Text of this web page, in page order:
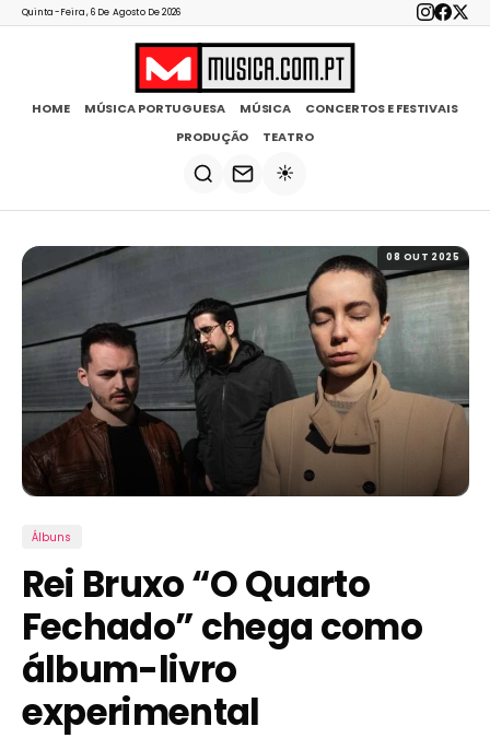
Quinta-Feira, 6 De Agosto De 2026
HOME MÚSICA PORTUGUESA MÚSICA
CONCERTOS E FESTIVAIS
PRODUÇÃO
TEATRO
☀️
08 OUT 2025
Álbuns
Rei Bruxo “O Quarto
Fechado” chega como
álbum-livro
experimental